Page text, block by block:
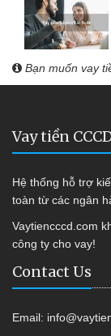
Bạn muốn vay
Vay tiền
Hệ thống hỗ trợ
toàn từ các ngân
Vaytiencccd.com
công ty cho vay!
Contact Us
Email: